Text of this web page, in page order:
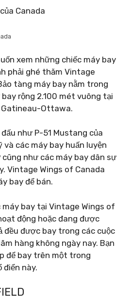
xem những chiếc máy bay
phải ghé thăm Vintage
tàng máy bay nằm trong
rộng 2.100 mét vuông tại
Gatineau-Ottawa.
như P-51 Mustang của
và các máy bay huấn luyện
cũng như các máy bay dân sự
Vintage Wings of Canada
bay để bán.
bay tại Vintage Wings of
động hoặc đang được
đều được bay trong các cuộc
hàng không ngày nay. Bạn
để bay trên một trong
điển này.